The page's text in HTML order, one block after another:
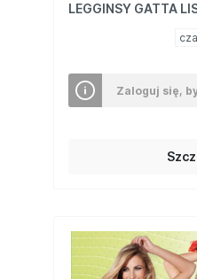
LEGGINSY GATTA
Zaloguj się,